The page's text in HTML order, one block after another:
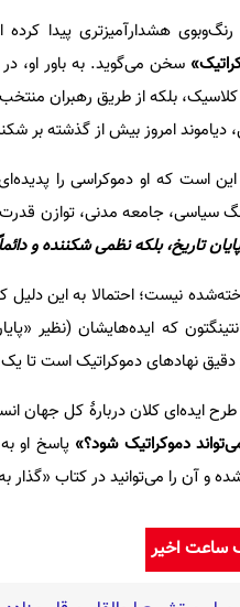
هشدارآمیزتری پیدا کرده است. او
سخن می‌گوید. به باور او،
بلکه از طریق رهبران
امروز بیش از گذشته بر
است که او دموکراسی را
سیاسی، جامعه مدنی، توازن
تاریخ، بلکه نظمی شکننده و
نیست؛ احتمالا به این دلیل
که ایده‌هایشان (نظیر
نهادهای دموکراتیک است تا
ایده‌ای کلان دربارۀ کل جهان
دموکراتیک شود؟» پاسخ او
و آن را می‌توانید در کتاب «گذار
ساعت اخیر